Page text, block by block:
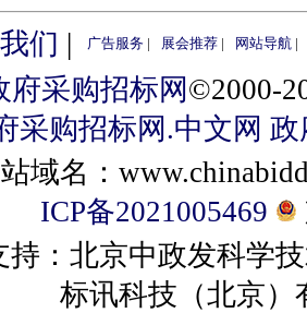
们 | 广告服务 | 展会推荐 | 网站导航 |
府采购招标网©2000-
采购招标网.中文网 政
域名：
ICP备2021005469
持：北京中政发科学
标讯科技（北京）